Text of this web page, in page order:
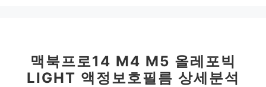
맥북프로14 M4 M5 올레포빅
LIGHT 액정보호필름 상세분석